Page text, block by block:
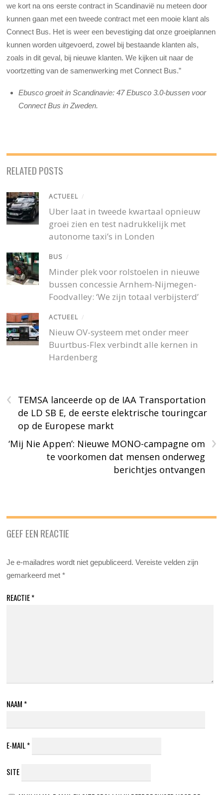
we kort na ons eerste contract in Scandinavië nu meteen door
kunnen gaan met een tweede contract met een mooie klant als
Connect Bus. Het is weer een bevestiging dat onze groeiplannen
kunnen worden uitgevoerd, zowel bij bestaande klanten als,
zoals in dit geval, bij nieuwe klanten. We kijken uit naar de
voortzetting van de samenwerking met Connect Bus.”
Ebusco groeit in Scandinavie: 47 Ebusco 3.0-bussen voor
Connect Bus in Zweden.
RELATED POSTS
ACTUEEL /
Uber laat in tweede kwartaal opnieuw
groei zien en test nadrukkelijk met
autonome taxi’s in Londen
BUS /
Minder plek voor rolstoelen in nieuwe
bussen concessie Arnhem-Nijmegen-
Foodvalley: ‘We zijn totaal verbijsterd’
ACTUEEL /
Nieuw OV-systeem met onder meer
Buurtbus-Flex verbindt alle kernen in
Hardenberg
‹
TEMSA lanceerde op de IAA Transportation
de LD SB E, de eerste elektrische touringcar
op de Europese markt
›
‘Mij Nie Appen’: Nieuwe MONO-campagne om
te voorkomen dat mensen onderweg
berichtjes ontvangen
GEEF EEN REACTIE
Je e-mailadres wordt niet gepubliceerd. Vereiste velden zijn
gemarkeerd met*
REACTIE*
NAAM *
E-MAIL*
SITE